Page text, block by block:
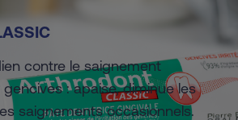
contre le saignement
: apaise, diminue les
saignements occasionnels.